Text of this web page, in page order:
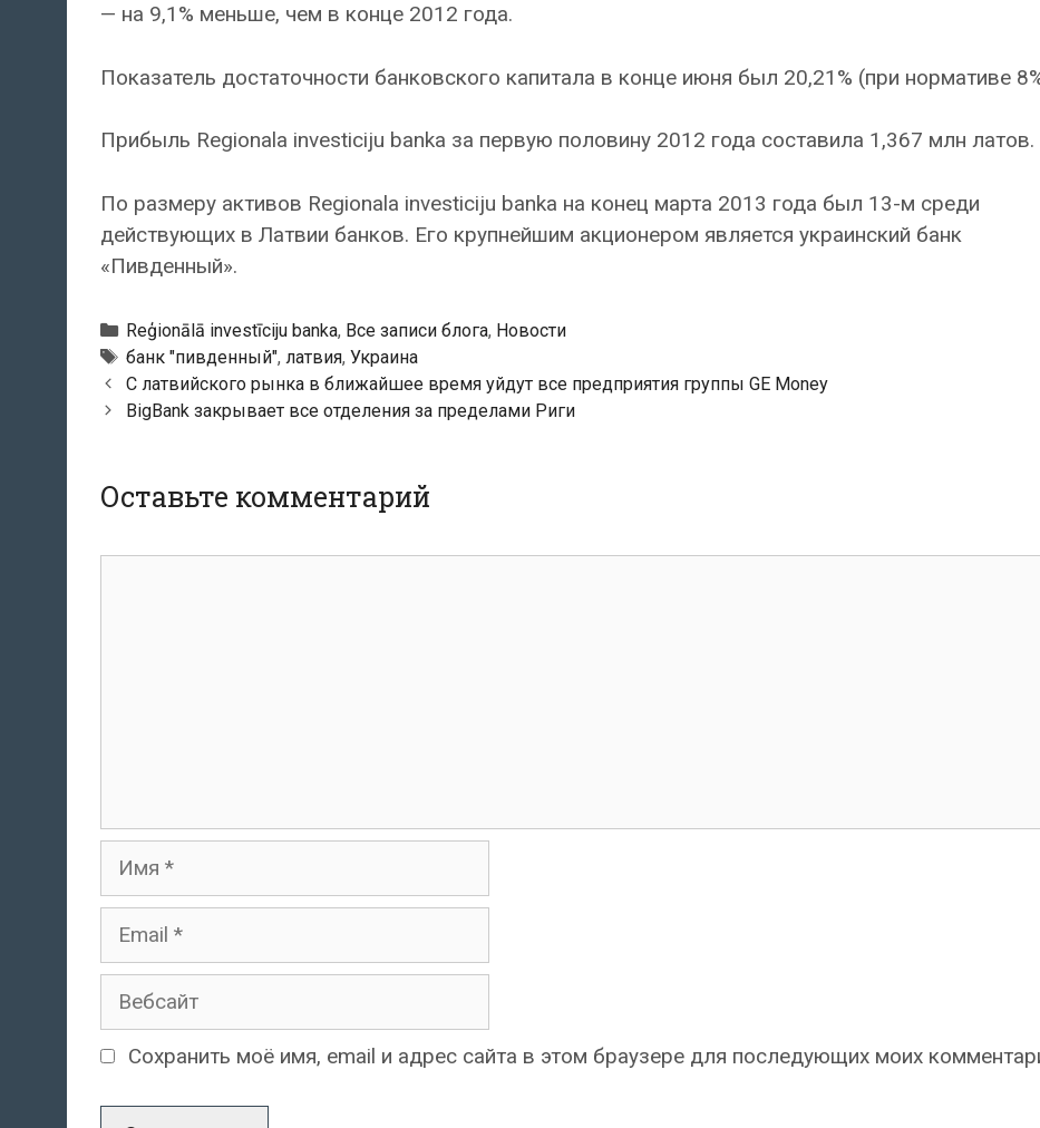
— на 9,1% меньше, чем в конце 2012 года.
Показатель достаточности банковского капитала в конце июня был 20,21% (при нормативе
Прибыль Regionala investiciju banka за первую половину 2012 года составила 1,367 млн латов.
По размеру активов Regionala investiciju banka на конец марта 2013 года был 13-м среди
действующих в Латвии банков. Его крупнейшим акционером является украинский банк
«Пивденный».
Рубрики
Reģionālā investīciju banka, Все записи блога, Новости
Тэги
банк "пивденный", латвия, Украина
Навигация
по
С латвийского рынка в ближайшее время уйдут все предприятия группы GE Money
BigBank закрывает все отделения за пределами Риги
Оставьте комментарий
Имя
Email
Вебсайт
Сохранить моё имя, email и адрес сайта в этом браузере для последующих моих